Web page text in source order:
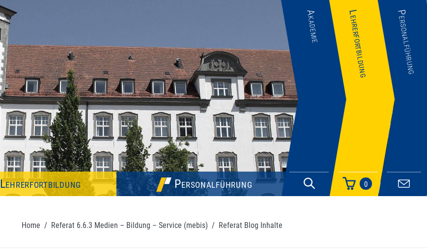
Lehrerfortbildung Personalführung 0
Akademie Lehrerfortbildung Personalführung
Home / Referat 6.6.3 Medien – Bildung – Service (mebis) / Referat Blog Inhalte